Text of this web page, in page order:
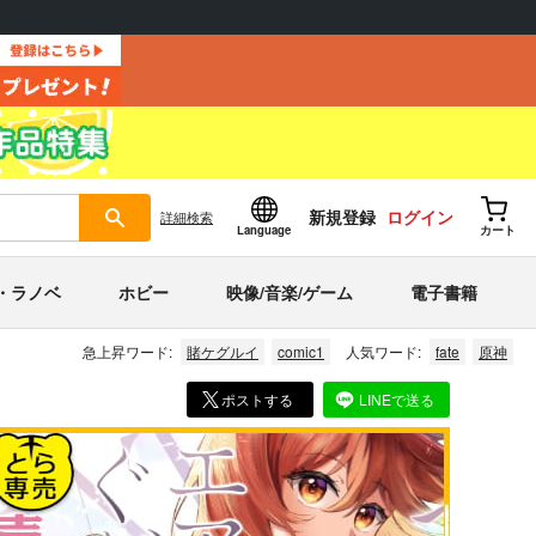
詳細検索
Language
新規登録 ログイン
カート
ラノベ ホビー 映像/音楽/ゲーム 電子書籍
急上昇ワード: 賭ケグルイ comic1 人気ワード: fate 原神
ポストする LINEで送る